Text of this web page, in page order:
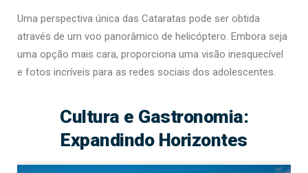
Uma perspectiva única das Cataratas pode ser obtida
através de um voo panorâmico de helicóptero. Embora seja
uma opção mais cara, proporciona uma visão inesquecível
e fotos incríveis para as redes sociais dos adolescentes.
Cultura e Gastronomia:
Expandindo Horizontes